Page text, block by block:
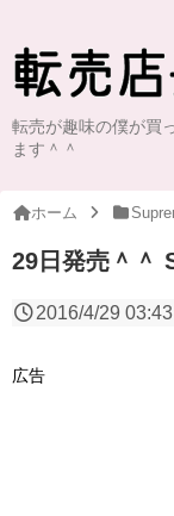
転売が趣味の僕が買
ます＾＾
ホーム
29日発売＾＾
2016/4/29 03:43
広告